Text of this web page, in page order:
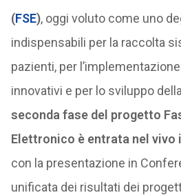
(FSE), oggi voluto come uno
indispensabili per la raccolta
pazienti, per
innovativi e per lo sviluppo
seconda fase del progetto
Elettronico è entrata nel vivo
con la presentazione in
unificata dei risultati dei